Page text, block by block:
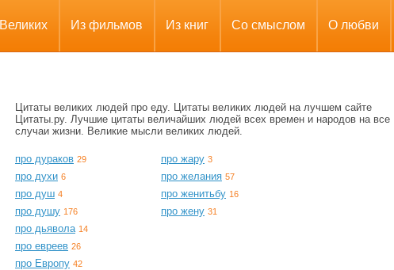
Великих Из фильмов Из книг Со смыслом О любви
Цитаты великих людей про еду. Цитаты великих людей на лучшем сайте
Цитаты.ру. Лучшие цитаты величайших людей всех времен и народов на все
случаи жизни. Великие мысли великих людей.
про дураков 29
про духи 6
про душ 4
про душу 176
про дьявола 14
про евреев 26
про Европу 42
про жару 3
про желания 57
про женитьбу 16
про жену 31